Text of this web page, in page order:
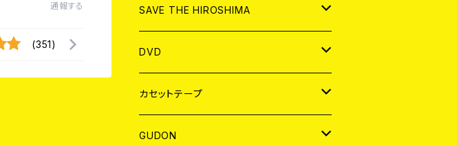
通報する
(351)
ANALOG
CD
ANALOG
SAVE THE HIROSHIMA
アパレル
BADGE
DVD
JAPAN
WORLD
カセットテープ
JAPAN
GUDON